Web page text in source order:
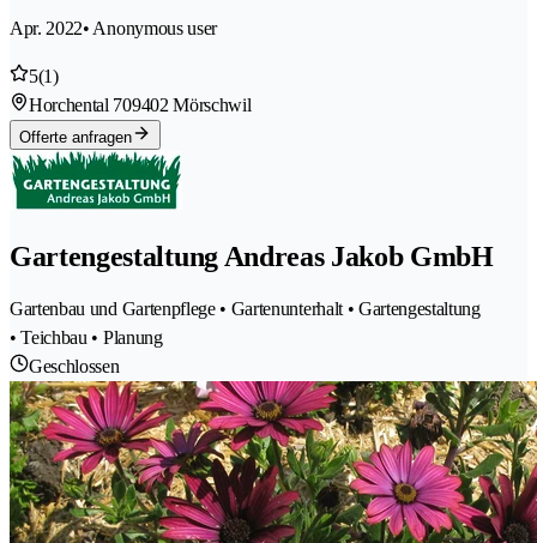
Apr. 2022• Anonymous user
5(1)
Horchental 709402 Mörschwil
Offerte anfragen
Gartengestaltung Andreas Jakob GmbH
Gartenbau und Gartenpflege • Gartenunterhalt • Gartengestaltung
• Teichbau • Planung
Geschlossen